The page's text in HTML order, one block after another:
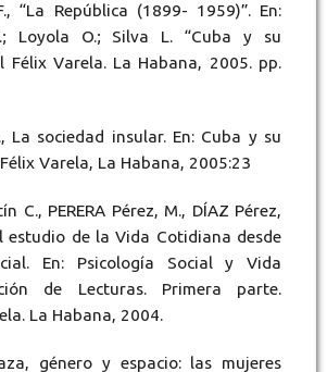
“La República (1899- 1959)”. En:
Loyola O.; Silva L. “Cuba y su
Félix Varela. La Habana, 2005. pp.
La sociedad insular. En: Cuba y su
Varela, La Habana, 2005:23
C., PERERA Pérez, M., DÍAZ Pérez,
estudio de la Vida Cotidiana desde
En: Psicología Social y Vida
de Lecturas. Primera parte.
La Habana, 2004.
género y espacio: las mujeres